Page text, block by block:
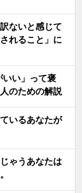
ないと感じて
れること」に
い」って褒
のための解説
いるあなたが
ゃうあなたは